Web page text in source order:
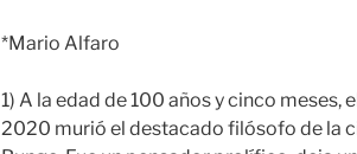
*Mario Alfaro
1) A la edad de 100 años y cinco meses,
2020 murió el destacado filósofo de la